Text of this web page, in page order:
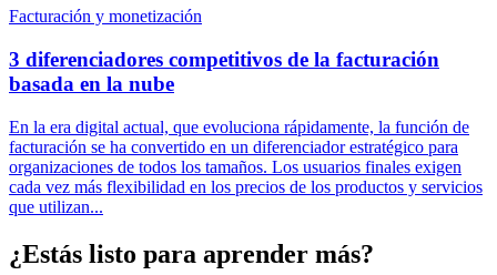
Facturación y monetización
3 diferenciadores competitivos de la facturación
basada en la nube
En la era digital actual, que evoluciona rápidamente, la función de
facturación se ha convertido en un diferenciador estratégico para
organizaciones de todos los tamaños. Los usuarios finales exigen
cada vez más flexibilidad en los precios de los productos y servicios
que utilizan...
¿Estás listo para aprender más?